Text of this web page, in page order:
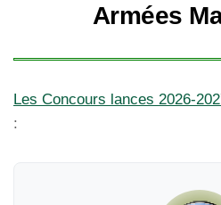
Armées
Les Concours lances 2026-
: